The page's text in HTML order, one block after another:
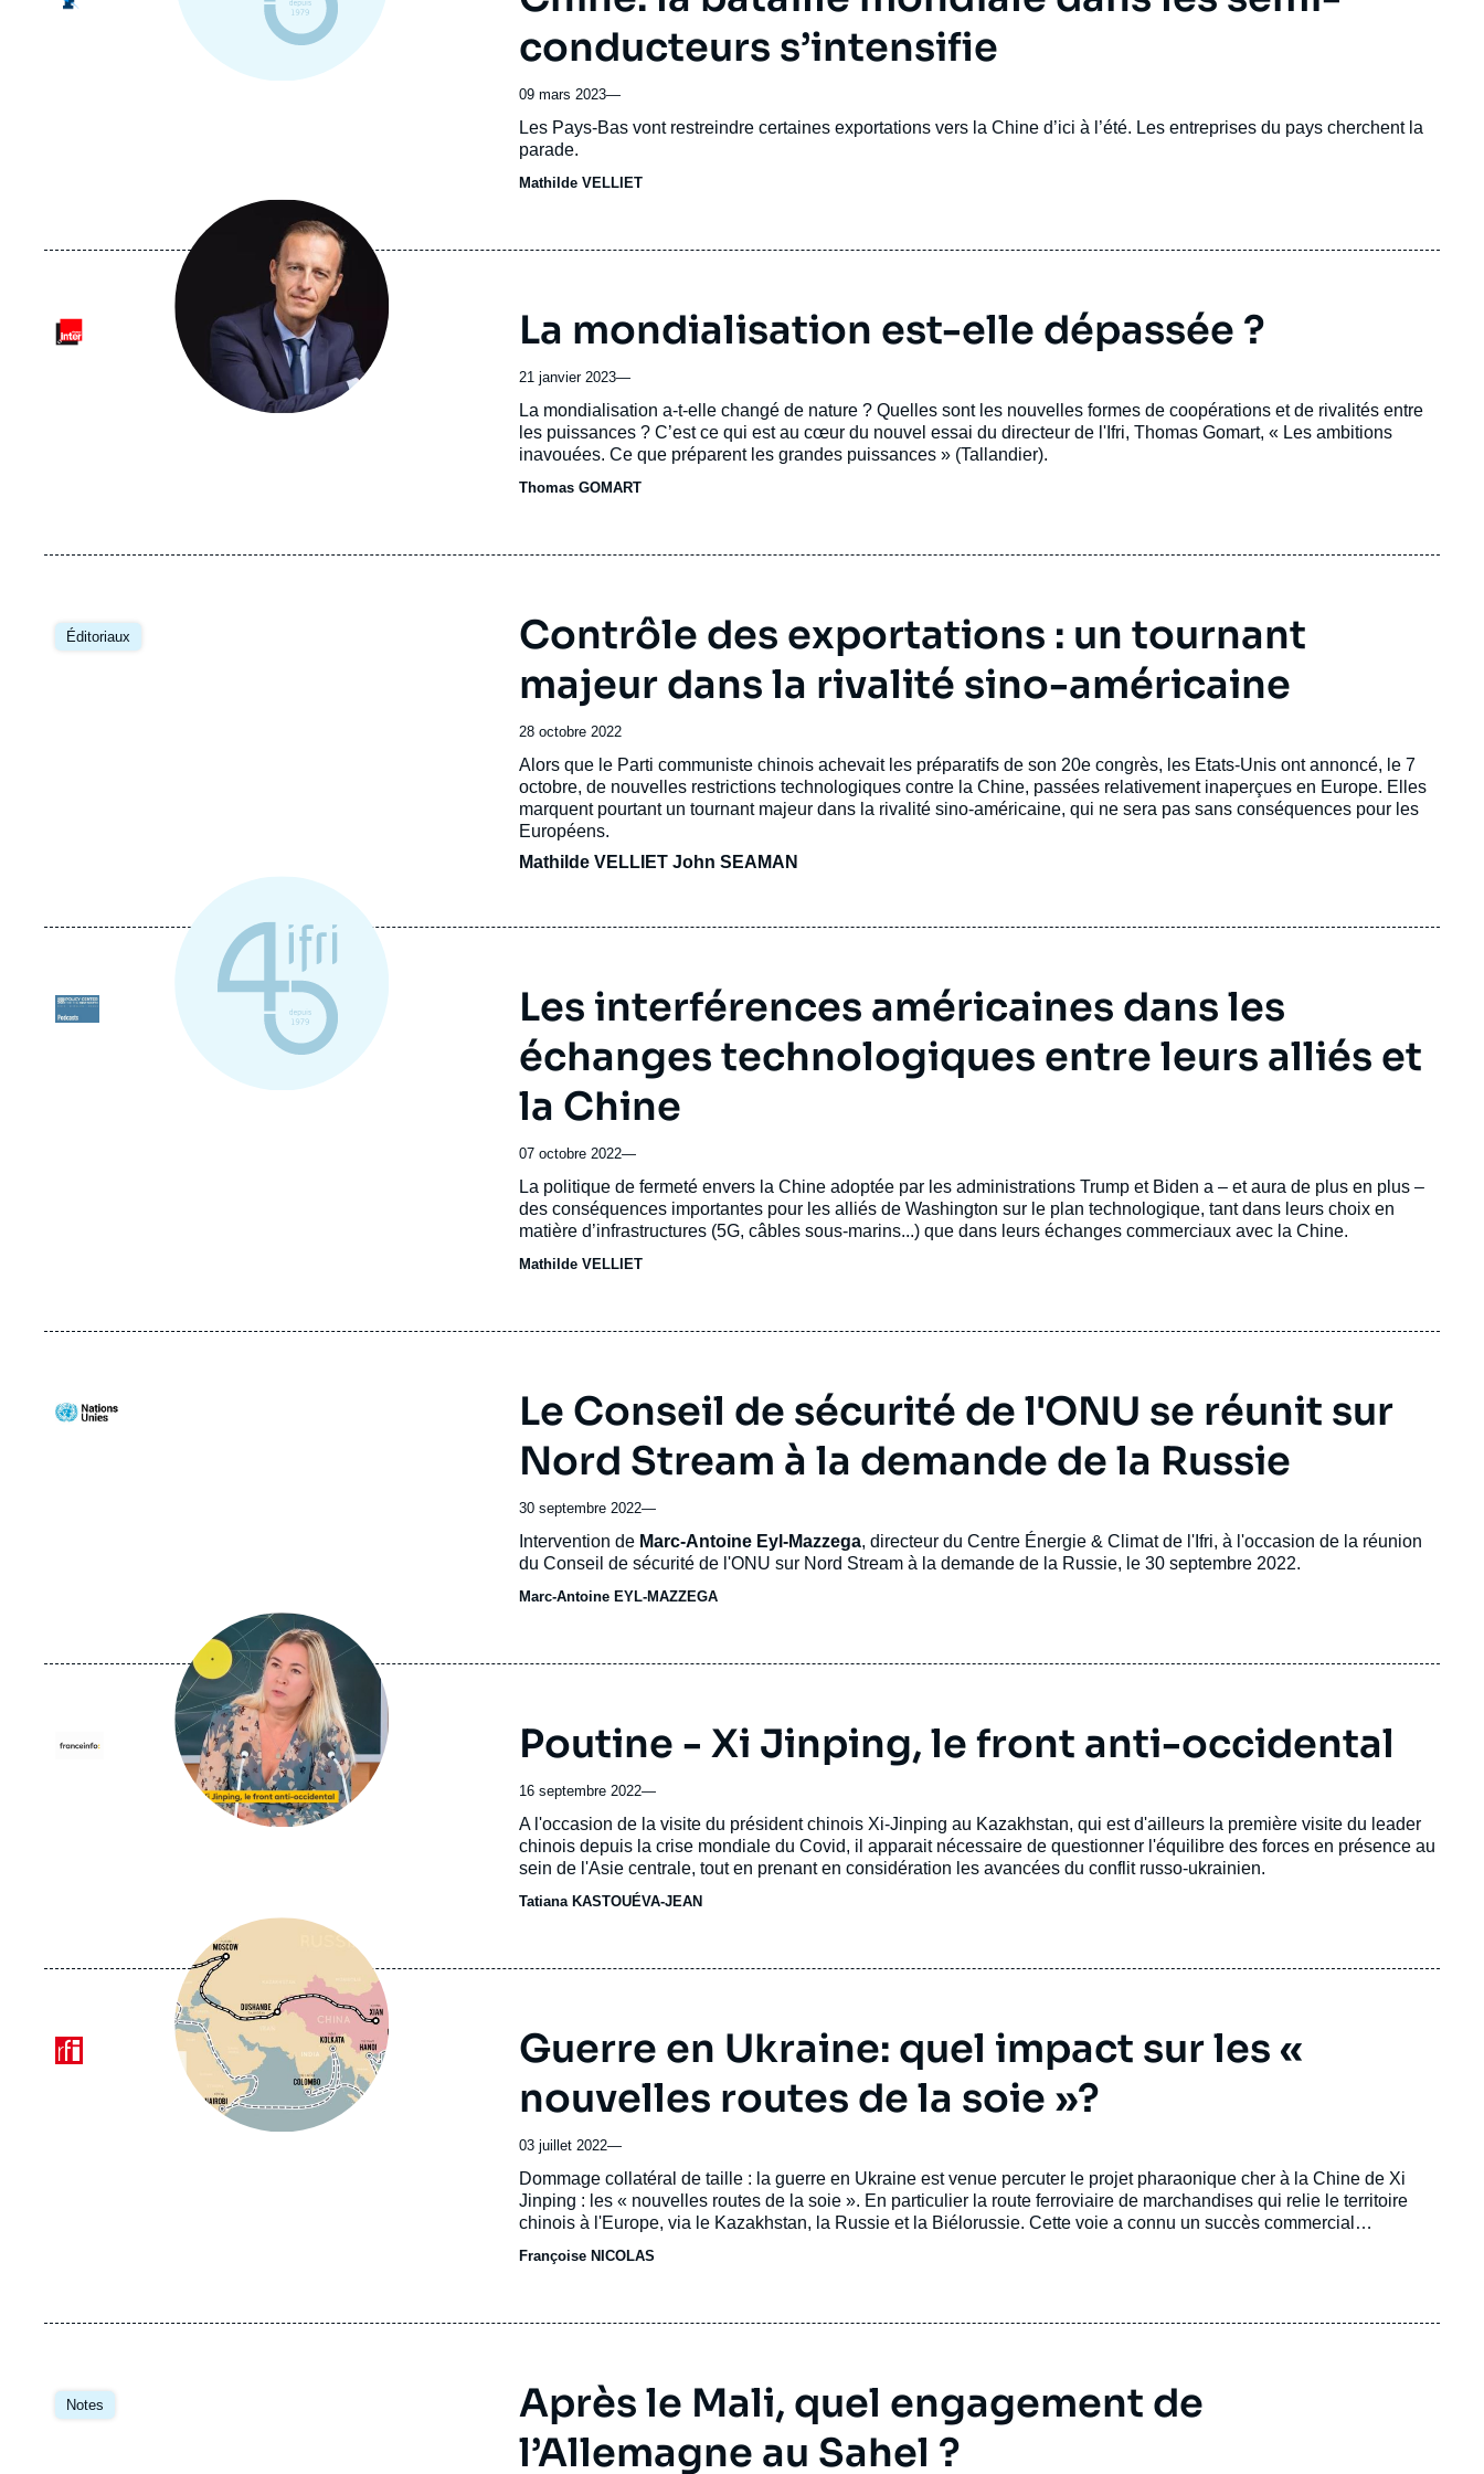
conducteurs s’intensifie
09 mars 2023—
Accroche
Les Pays-Bas vont restreindre certaines exportations vers la Chine d’ici à l’été. Les entreprises du pays cherchent la
parade.
Mathilde VELLIET
Logo
principale
médiatique
La mondialisation est-elle dépassée ?
21 janvier 2023—
Accroche
La mondialisation a-t-elle changé de nature ? Quelles sont les nouvelles formes de coopérations et de rivalités entre
les puissances ? C’est ce qui est au cœur du nouvel essai du directeur de l'Ifri, Thomas Gomart, « Les ambitions
inavouées. Ce que préparent les grandes puissances » (Tallandier).
Thomas GOMART
Éditoriaux
Image
principale
Contrôle des exportations : un tournant
majeur dans la rivalité sino-américaine
Date
de
publication
28 octobre 2022
Accroche
Alors que le Parti communiste chinois achevait les préparatifs de son 20e congrès, les Etats-Unis ont annoncé, le 7
octobre, de nouvelles restrictions technologiques contre la Chine, passées relativement inaperçues en Europe. Elles
marquent pourtant un tournant majeur dans la rivalité sino-américaine, qui ne sera pas sans conséquences pour les
Européens.
Mathilde VELLIET John SEAMAN
Logo
Les interférences américaines dans les
échanges technologiques entre leurs alliés et
la Chine
07 octobre 2022—
Accroche
La politique de fermeté envers la Chine adoptée par les administrations Trump et Biden a – et aura de plus en plus –
des conséquences importantes pour les alliés de Washington sur le plan technologique, tant dans leurs choix en
matière d’infrastructures (5G, câbles sous-marins...) que dans leurs échanges commerciaux avec la Chine.
Mathilde VELLIET
Logo
Le Conseil de sécurité de l'ONU se réunit sur
Nord Stream à la demande de la Russie
30 septembre 2022—
Accroche
Intervention de Marc-Antoine Eyl-Mazzega, directeur du Centre Énergie & Climat de l'Ifri, à l'occasion de la réunion
du Conseil de sécurité de l'ONU sur Nord Stream à la demande de la Russie, le 30 septembre 2022.
Marc-Antoine EYL-MAZZEGA
Logo
principale
médiatique
Poutine - Xi Jinping, le front anti-occidental
16 septembre 2022—
Accroche
A l'occasion de la visite du président chinois Xi-Jinping au Kazakhstan, qui est d'ailleurs la première visite du leader
chinois depuis la crise mondiale du Covid, il apparait nécessaire de questionner l'équilibre des forces en présence au
sein de l'Asie centrale, tout en prenant en considération les avancées du conflit russo-ukrainien.
Tatiana KASTOUÉVA-JEAN
Logo
principale
médiatique
Guerre en Ukraine: quel impact sur les «
nouvelles routes de la soie »?
03 juillet 2022—
Accroche
Dommage collatéral de taille : la guerre en Ukraine est venue percuter le projet pharaonique cher à la Chine de Xi
Jinping : les « nouvelles routes de la soie ». En particulier la route ferroviaire de marchandises qui relie le territoire
chinois à l'Europe, via le Kazakhstan, la Russie et la Biélorussie. Cette voie a connu un succès commercial
français des relations internationales.
Françoise NICOLAS
Notes
Image
principale
Après le Mali, quel engagement de
l’Allemagne au Sahel ?